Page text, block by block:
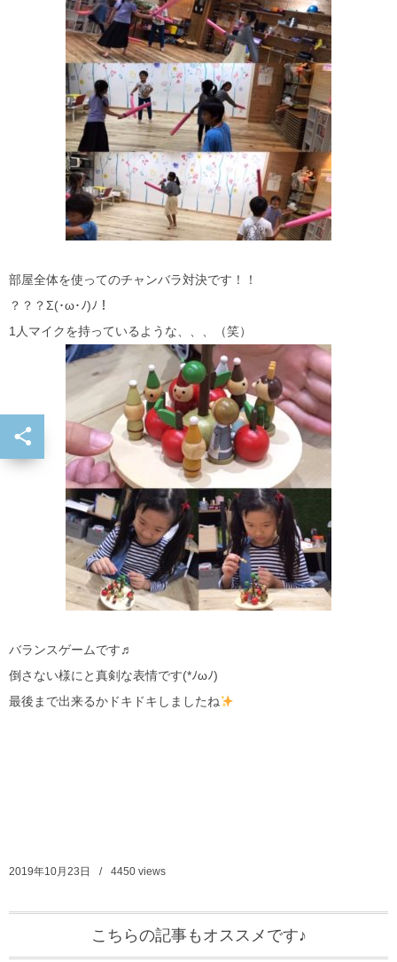
部屋全体を使ってのチャンバラ対決です！！
？？？Σ(･ω･ﾉ)ﾉ！
1人マイクを持っているような、、、（笑）
バランスゲームです♬
倒さない様にと真剣な表情です(*ﾉωﾉ)
最後まで出来るかドキドキしましたね
2019年10月23日 4450 views
こちらの記事もオススメです♪